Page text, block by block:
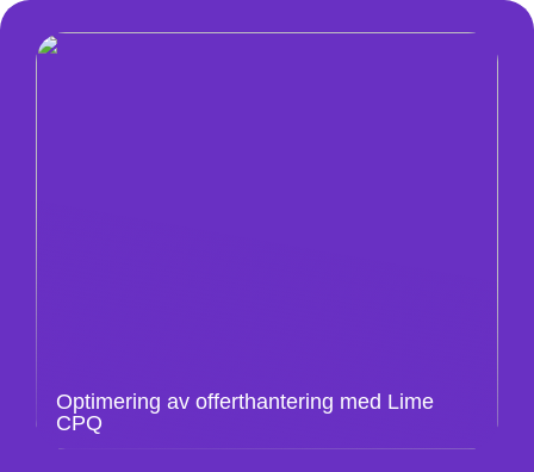
Optimering av offerthantering med Lime
CPQ